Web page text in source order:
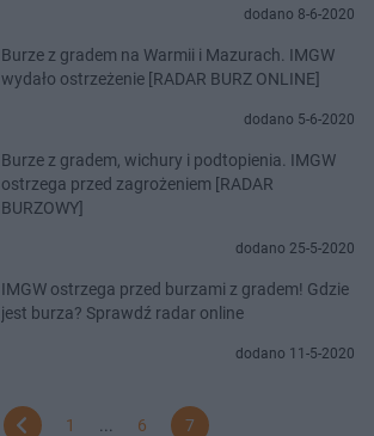
dodano 8-6-2020
Burze z gradem na Warmii i Mazurach. IMGW
wydało ostrzeżenie [RADAR BURZ ONLINE]
dodano 5-6-2020
Burze z gradem, wichury i podtopienia. IMGW
ostrzega przed zagrożeniem [RADAR
BURZOWY]
dodano 25-5-2020
IMGW ostrzega przed burzami z gradem! Gdzie
jest burza? Sprawdź radar online
dodano 11-5-2020
1 6 7